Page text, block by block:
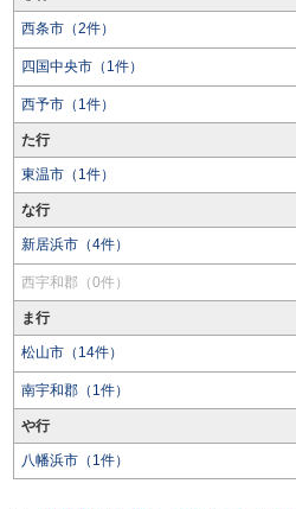
西条市（2件）
四国中央市（1件）
西予市（1件）
た行
東温市（1件）
な行
新居浜市（4件）
西宇和郡（0件）
ま行
松山市（14件）
南宇和郡（1件）
や行
八幡浜市（1件）